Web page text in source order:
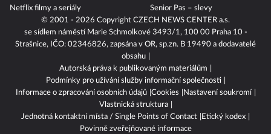
© 2001 - 2026 Copyright CZECH NEWS CENTER a.s.
se sídlem náměstí Marie Schmolkové 3493/1, 100 00 Praha 10 -
Strašnice, IČO: 02346826, zapsána v OR, sp.zn. B 19490 a dodavatelé
obsahu
Autorská práva k publikovaným materiálům
Podmínky pro užívání služby informační společnosti
Informace o zpracování osobních údajů Cookies
Nastavení soukromí
Vlastnická struktura
Jednotná kontaktní místa / Single Points of Contact
Etický kodex
Povinně zveřejňované informace
Netflix filmy a seriály
Senior Pas – slevy